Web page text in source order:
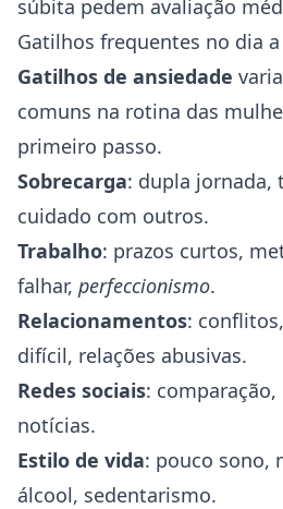
súbita pedem avaliação
Gatilhos frequentes no dia
Gatilhos de ansiedade
comuns na rotina das
primeiro passo.
Sobrecarga: dupla jornada,
cuidado com outros.
Trabalho: prazos curtos,
falhar, perfeccionismo.
Relacionamentos:
difícil, relações abusivas.
Redes sociais:
notícias.
Estilo de vida: pouco sono,
álcool, sedentarismo.